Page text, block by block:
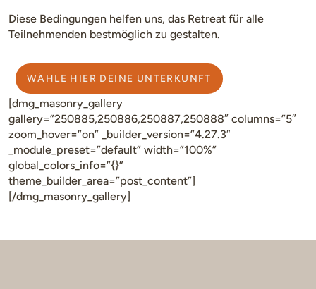
Diese Bedingungen helfen uns, das Retreat für alle
Teilnehmenden bestmöglich zu gestalten.
WÄHLE HIER DEINE UNTERKUNFT
[dmg_masonry_gallery
gallery=”250885,250886,250887,250888″ columns=”5″
zoom_hover=”on” _builder_version=”4.27.3″
_module_preset=”default” width=”100%”
global_colors_info=”{}”
theme_builder_area=”post_content”]
[/dmg_masonry_gallery]